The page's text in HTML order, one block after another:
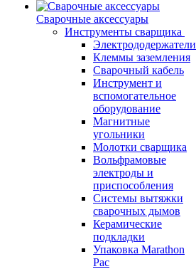
Сварочные аксессуары
Инструменты сварщика
Электрододержатели
Клеммы заземления
Сварочный кабель
Инструмент и
вспомогательное
оборудование
Магнитные
угольники
Молотки сварщика
Вольфрамовые
электроды и
приспособления
Системы вытяжки
сварочных дымов
Керамические
подкладки
Упаковка Marathon
Pac